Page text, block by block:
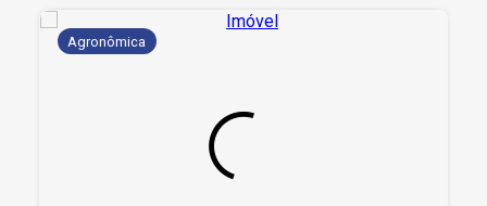
Agronômica